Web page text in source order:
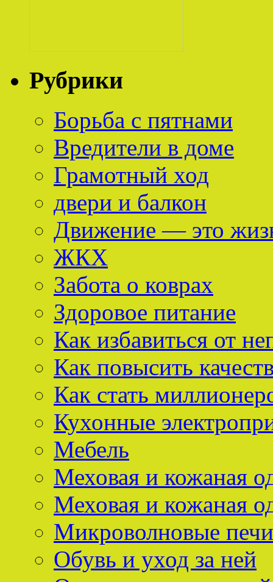
Рубрики
Борьба с пятнами
Вредители в доме
Грамотный ход
двери и балкон
Движение — это
ЖКХ
Забота о коврах
Здоровое питание
Как избавиться от
Как повысить
Как стать
Кухонные
Мебель
Меховая и кожаная
Меховая и кожаная
Микроволновые печи
Обувь и уход за ней